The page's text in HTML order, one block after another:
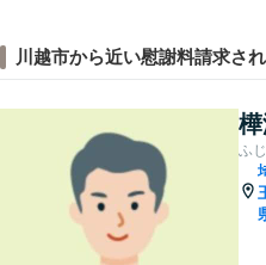
川越市から近い慰謝料請求さ
ふ